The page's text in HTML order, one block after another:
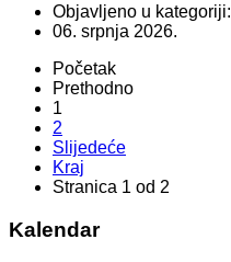
Objavljeno u kategoriji:
06. srpnja 2026.
Početak
Prethodno
1
2
Slijedeće
Kraj
Stranica 1 od 2
Kalendar